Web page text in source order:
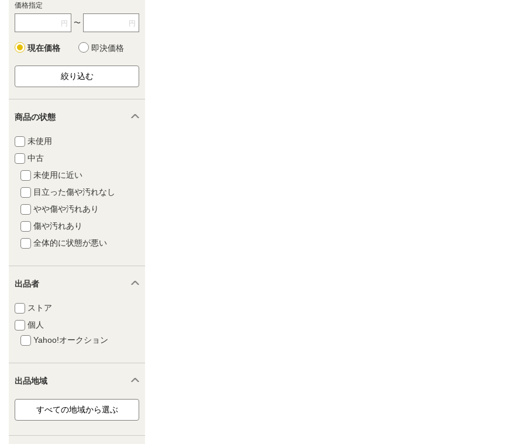
価格指定
円 〜 円
現在価格 即決価格
商品の状態
未使用
中古
未使用に近い
目立った傷や汚れなし
やや傷や汚れあり
傷や汚れあり
全体的に状態が悪い
出品者
ストア
個人
Yahoo!オークション
出品地域